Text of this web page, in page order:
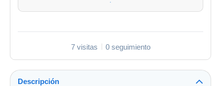
7 visitas 0 seguimiento
Descripción